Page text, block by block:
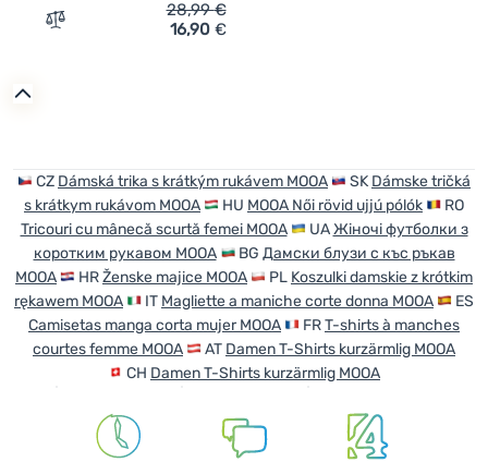
Zum Vergleich 'Damen-T-Shirt MOOA Ultralight'
28,99€
16,90 €
CZ Dámská trika s krátkým rukávem MOOA SK Dámske tričká
s krátkym rukávom MOOA
HU MOOA Női rövid ujjú pólók
RO
Tricouri cu mânecă scurtă femei MOOA
UAЖіночі футболки з
коротким рукавом MOOA
BG Дамски блузи с къс ръкав
MOOA
HRŽenske majice MOOA PL Koszulki damskie z krótkim
rękawem MOOA
IT Magliette a maniche corte donna MOOA
ES
Camisetas manga corta mujer MOOA
FRT-shirts à manches
courtes femme MOOA
AT Damen T-Shirts kurzärmlig MOOA
CH Damen T-Shirts kurzärmlig MOOA